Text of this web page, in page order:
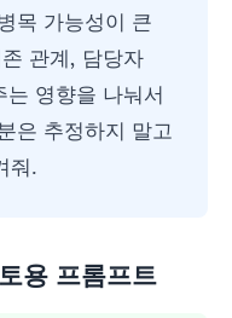
목 가능성이 큰
관계, 담당자
영향을 나눠서
은 추정하지 말고
줘.
용 프롬프트